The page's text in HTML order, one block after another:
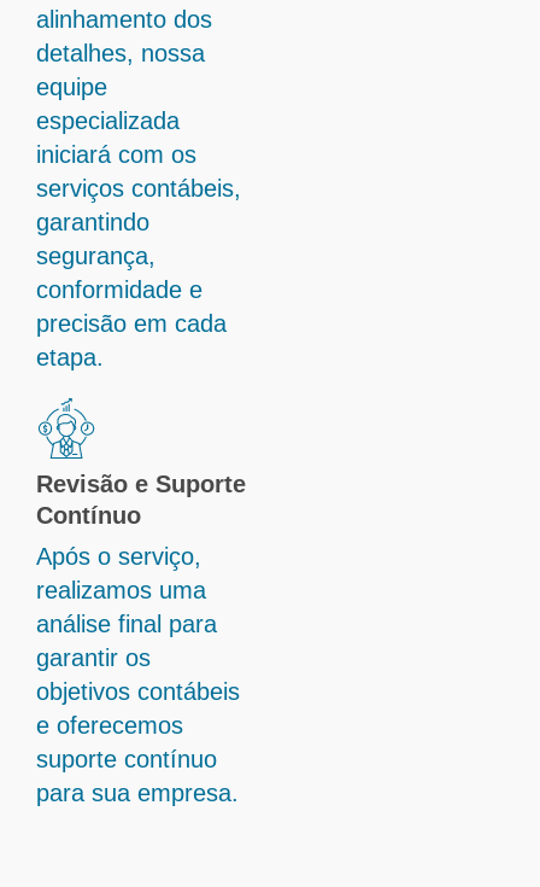
alinhamento dos
detalhes, nossa
equipe
especializada
iniciará com os
serviços contábeis,
garantindo
segurança,
conformidade e
precisão em cada
etapa.
Revisão e Suporte
Contínuo
Após o serviço,
realizamos uma
análise final para
garantir os
objetivos contábeis
e oferecemos
suporte contínuo
para sua empresa.